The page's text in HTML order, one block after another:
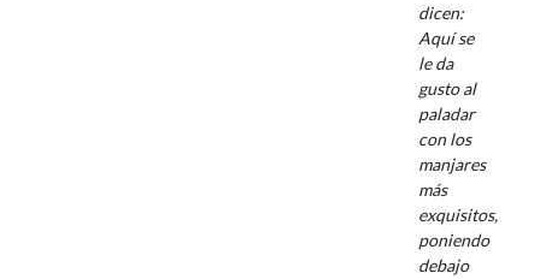
dicen:
Aquí se
le da
gusto al
paladar
con los
manjares
más
exquisitos,
poniendo
debajo